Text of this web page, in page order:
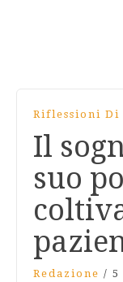
Riflessioni Di
Il
suo
Redazione / 5